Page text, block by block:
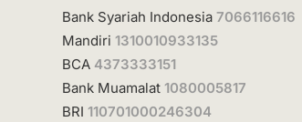
Bank Syariah Indonesia7066116616
Mandiri1310010933135
BCA 4373333151
Bank Muamalat1080005817
BRI110701000246304